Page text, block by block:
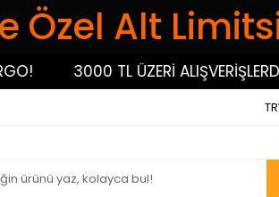
Özel Alt
3000 TL ÜZERİ ALIŞVERİŞLERDE